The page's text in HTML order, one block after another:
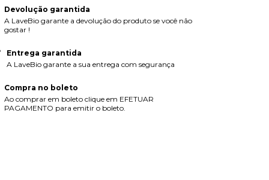
Devolução garantida
A LaveBio garante a devolução do produto se você não
gostar !
Entrega garantida
A LaveBio garante a sua entrega com segurança
Compra no boleto
Ao comprar em boleto clique em EFETUAR
PAGAMENTO para emitir o boleto.